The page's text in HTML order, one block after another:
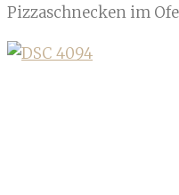
Pizzaschnecken im